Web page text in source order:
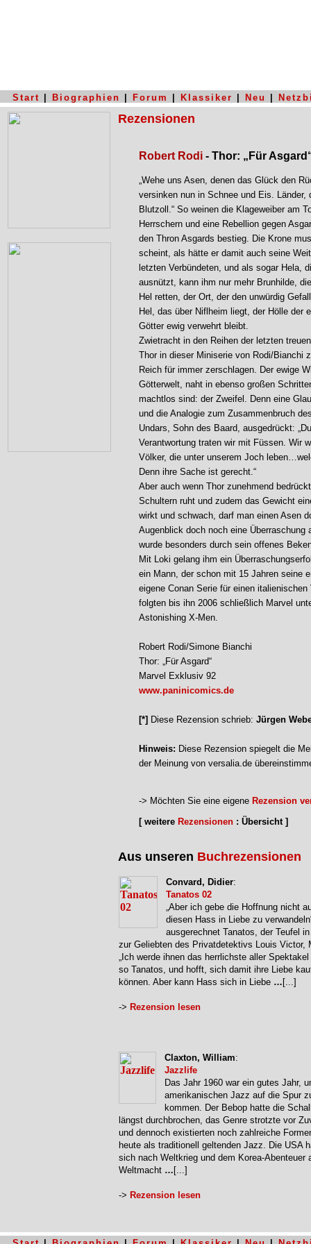
Start Biographien Forum Klassiker Neu
Rezensionen
Robert Rodi - Thor: „Für
„Wehe uns Asen, denen das Glück den
versinken nun in Schnee und Eis.
Blutzoll.“ So weinen die Klageweiber am
Herrschern und eine Rebellion gegen
den Thron Asgards bestieg. Die Krone
scheint, als hätte er damit auch seine
letzten Verbündeten, und als sogar Hela,
ausnützt, kann ihm nur mehr Brunhilde,
Hel retten, der Ort, der den unwürdig
Hel, das über Niflheim liegt, der Hölle der
Götter ewig verwehrt bleibt.
Zwietracht in den Reihen der letzten
Thor in dieser Miniserie von Rodi/Bianchi
Reich für immer zerschlagen. Der ewige
Götterwelt, naht in ebenso großen
machtlos sind: der Zweifel. Denn eine
und die Analogie zum Zusammenbruch
Undars, Sohn des Baard, ausgedrückt:
Verantwortung traten wir mit Füssen. Wir
Völker, die unter unserem Joch
Denn ihre Sache ist gerecht.“
Aber auch wenn Thor zunehmend
Schultern ruht und zudem das Gewicht
wirkt und schwach, darf man einen Asen
Augenblick doch noch eine
wurde besonders durch sein offenes
Mit Loki gelang ihm ein
ein Mann, der schon mit 15 Jahren seine
eigene Conan Serie für einen
folgten bis ihn 2006 schließlich Marvel
Astonishing X-Men.
Robert Rodi/Simone Bianchi
Thor: „Für Asgard“
Marvel Exklusiv 92
www.paninicomics.de
[*] Diese Rezension schrieb: Jürgen
Hinweis: Diese Rezension spiegelt die
der Meinung von versalia.de
-> Möchten Sie eine eigene Rezension
[ weitere Rezensionen : Übersicht ]
Aus unseren Buchrezensionen
Convard, Didier:
Tanatos 02
„Aber ich gebe die Hoffnung nicht
diesen Hass in Liebe zu
ausgerechnet Tanatos, der Teufel
zur Geliebten des Privatdetektivs Louis Victor,
„Ich werde ihnen das herrlichste aller Spektakel
so Tanatos, und hofft, sich damit ihre Liebe
können. Aber kann Hass sich in Liebe … [...]
-> Rezension lesen
Claxton, William:
Jazzlife
Das Jahr 1960 war ein gutes Jahr,
amerikanischen Jazz auf die Spur
kommen. Der Bebop hatte die
längst durchbrochen, das Genre strotzte vor
und dennoch existierten noch zahlreiche
heute als traditionell geltenden Jazz. Die USA
sich nach Weltkrieg und dem Korea-Abenteuer
Weltmacht … [...]
-> Rezension lesen